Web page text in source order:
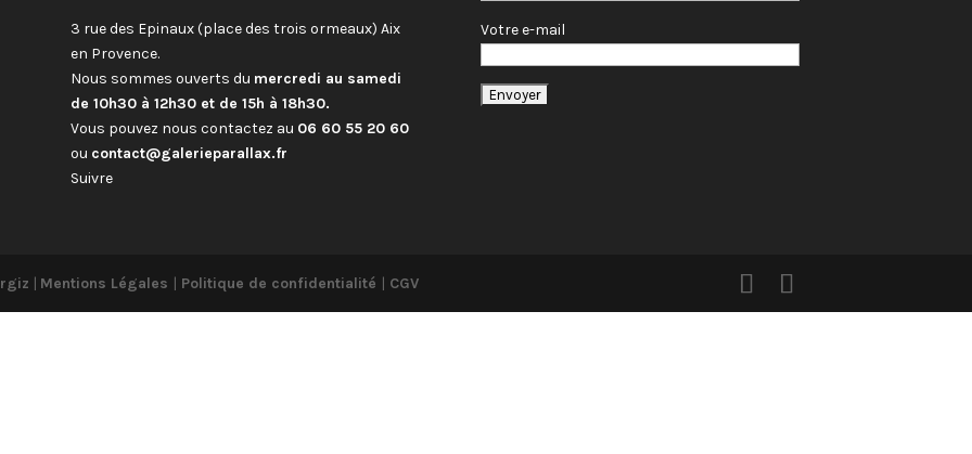
3 rue des Epinaux (place des trois ormeaux) Aix
en Provence.
Nous sommes ouverts du mercredi au samedi
de 10h30 à 12h30 et de 15h à 18h30.
Vous pouvez nous contactez au 06 60 55 20 60
ou contact@galerieparallax.fr
Suivre
Votre e-mail
| Mentions Légales | Politique de confidentialité | CGV